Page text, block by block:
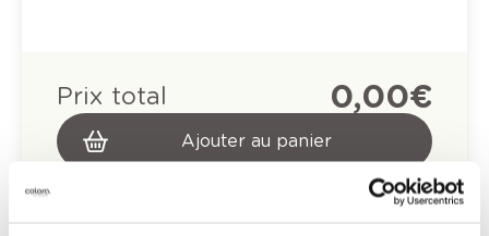
Prix total 0,00 €
Ajouter au panier